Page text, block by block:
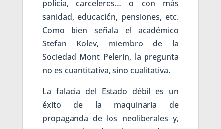
policía, carceleros… o con más
sanidad, educación, pensiones, etc.
Como bien señala el académico
Stefan Kolev, miembro de la
Sociedad Mont Pelerin, la pregunta
no es cuantitativa, sino cualitativa.
La falacia del Estado débil es un
éxito de la maquinaria de
propaganda de los neoliberales y,